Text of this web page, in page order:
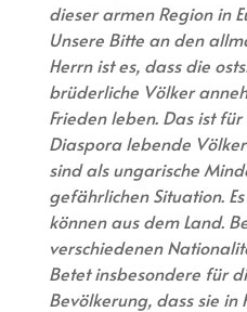
dieser armen Region in
Unsere Bitte an den
Herrn ist es, dass die
brüderliche Völker
Frieden leben. Das ist
Diaspora lebende
sind als ungarische
gefährlichen Situation.
können aus dem Land.
verschiedenen
Betet insbesondere für
Bevölkerung, dass sie in